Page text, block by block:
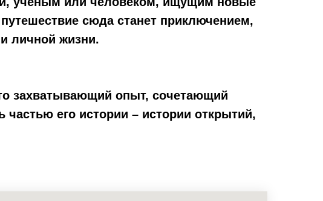
сюда станет приключением,
личной жизни.
захватывающий опыт, сочетающий
его истории – истории открытий,